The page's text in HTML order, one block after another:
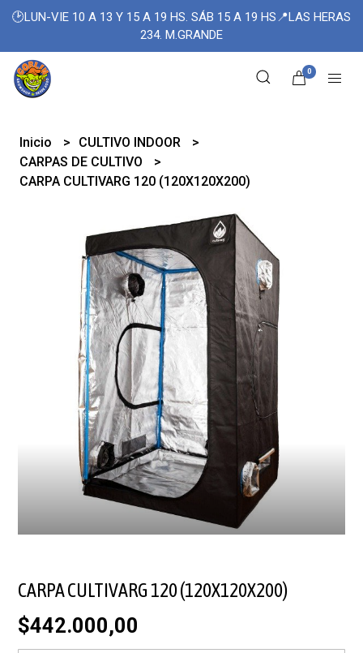
🕑LUN-VIE 10 A 13 Y 15 A 19 HS. SÁB 15 A 19 HS📍LAS HERAS
234. M.GRANDE
0
Inicio
CULTIVO INDOOR
CARPAS DE CULTIVO
CARPA CULTIVARG 120 (120X120X200)
CARPA CULTIVARG 120 (120X120X200)
$442.000,00